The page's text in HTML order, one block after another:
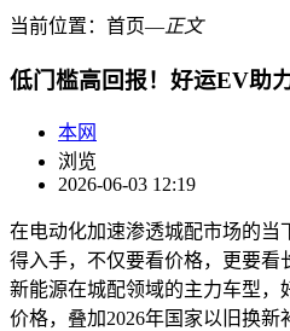
当前位置： 首页―正文
低门槛高回报！好运EV助
本网
浏览
2026-06-03 12:19
在电动化加速渗透城配市场的当
得入手，不仅要看价格，更要看
新能源在城配领域的主力车型，
价格，叠加2026年国家以旧换新